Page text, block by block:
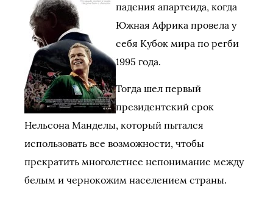
падения апартеида, когда
Южная Африка провела у
себя Кубок мира по регби
1995 года.
Тогда шел первый
президентский срок
Нельсона Манделы, который пытался
использовать все возможности, чтобы
прекратить многолетнее непонимание между
белым и чернокожим населением страны.